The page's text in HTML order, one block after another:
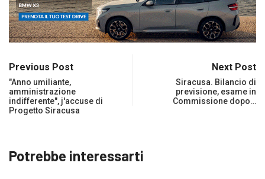
Previous Post
"Anno umiliante,
amministrazione
indifferente", j'accuse di
Progetto Siracusa
Next Post
Siracusa. Bilancio di
previsione, esame in
Commissione dopo…
Potrebbe interessarti